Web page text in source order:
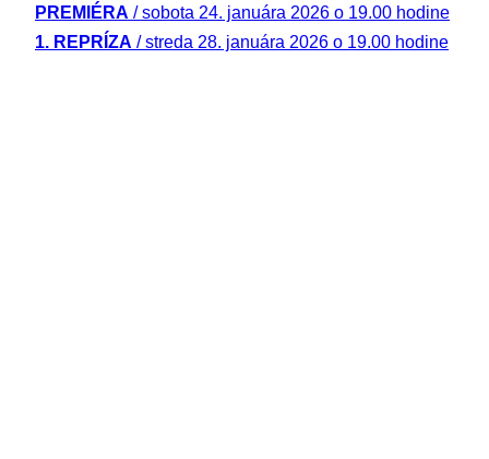
PREMIÉRA / sobota 24. januára 2026 o 19.00 hodine
1. REPRÍZA / streda 28. januára 2026 o 19.00 hodine